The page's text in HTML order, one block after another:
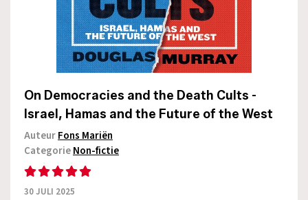
On Democracies and the Death Cults -
Israel, Hamas and the Future of the West
AuteurFons Mariën
CategorieNon-fictie
30 JULI 2025